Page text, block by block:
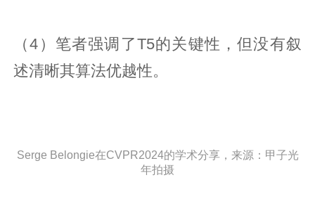
（4）笔者强调了T5的关键性，但没有叙
述清晰其算法优越性。
Serge Belongie在CVPR2024的学术分享，来源：甲子光
年拍摄